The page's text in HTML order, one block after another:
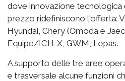
dove innovazione
prezzo ridefiniscono l'offerta:
Hyundai, Chery (Omoda e
Equipe/ICH-X, GWM, Lepas.
A supporto delle tre aree
e trasversale alcune funzioni